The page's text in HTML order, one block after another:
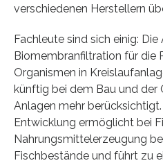
verschiedenen Herstellern
Fachleute sind sich einig:
Biomembranfiltration für die
Organismen in
künftig bei dem Bau und der
Anlagen mehr
Entwicklung ermöglicht bei
Nahrungsmittelerzeugung
Fischbestände und führt zu